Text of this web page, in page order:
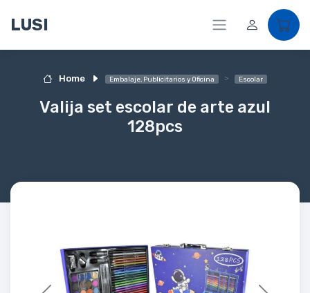
LUSI
Home Embalaje, Publicitarios y Oficina Escolar
Valija set escolar de arte azul
128pcs